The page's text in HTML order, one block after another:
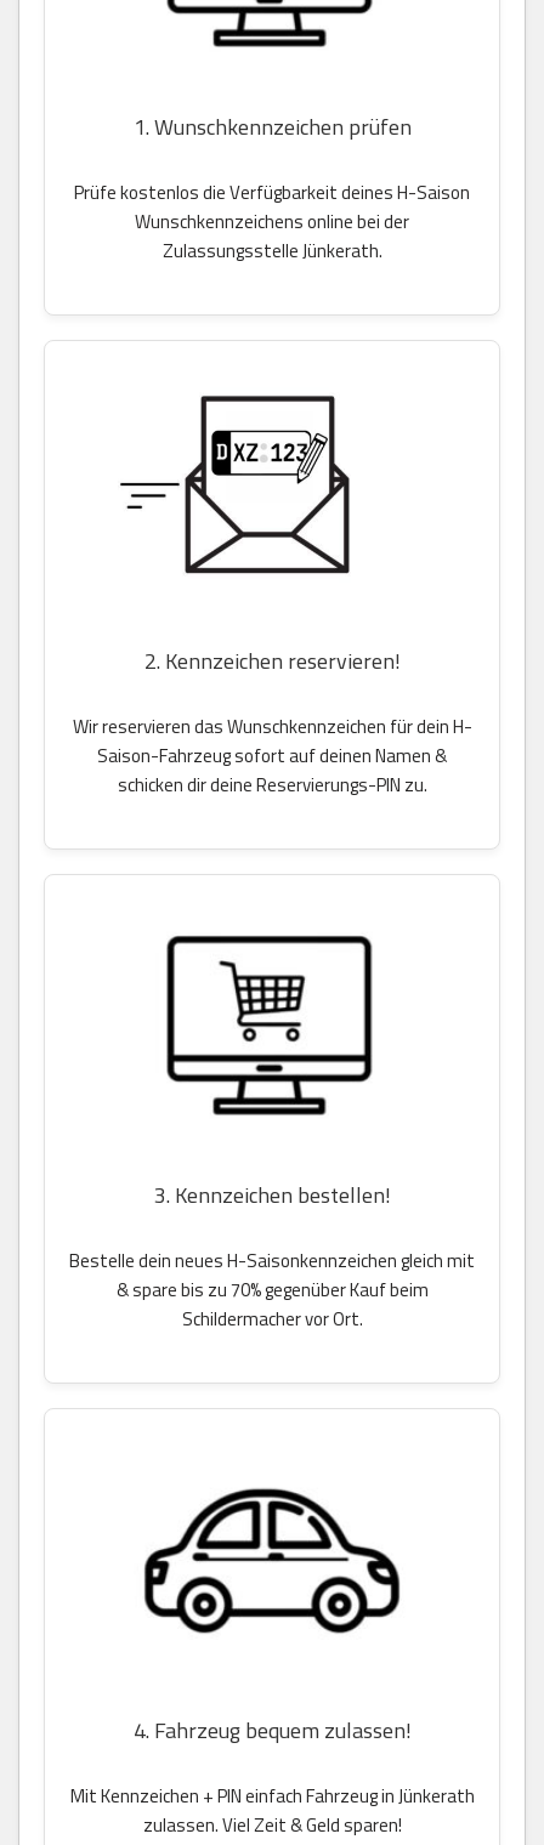
1. Wunschkennzeichen prüfen
Prüfe kostenlos die Verfügbarkeit deines H-Saison
Wunschkennzeichens online bei der
Zulassungsstelle Jünkerath.
2. Kennzeichen reservieren!
Wir reservieren das Wunschkennzeichen für dein H-
Saison-Fahrzeug sofort auf deinen Namen &
schicken dir deine Reservierungs-PIN zu.
3. Kennzeichen bestellen!
Bestelle dein neues H-Saisonkennzeichen gleich mit
& spare bis zu 70% gegenüber Kauf beim
Schildermacher vor Ort.
4. Fahrzeug bequem zulassen!
Mit Kennzeichen + PIN einfach Fahrzeug in Jünkerath
zulassen. Viel Zeit & Geld sparen!